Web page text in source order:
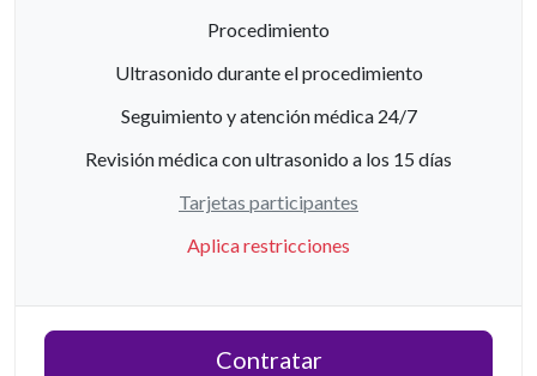
Procedimiento
Ultrasonido durante el procedimiento
Seguimiento y atención médica 24/7
Revisión médica con ultrasonido a los 15 días
Tarjetas participantes
Aplica restricciones
Contratar